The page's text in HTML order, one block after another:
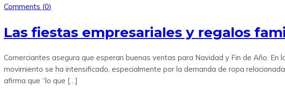
Comments (0)
Las fiestas empresariales y regalos
Comerciantes asegura que esperan buenas ventas para Navidad y Fin de Año. En
movimiento se ha intensificado, especialmente por la demanda de ropa
afirma que “lo que […]